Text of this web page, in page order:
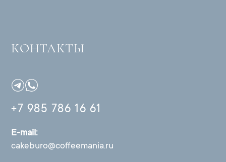
КОНТАКТЫ
+7 985 786 16 61
E-mail:
cakeburo@coffeemania.ru